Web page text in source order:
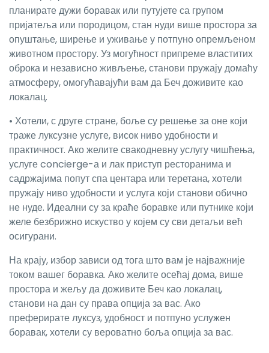
планирате дужи боравак или путујете са групом
пријатеља или породицом, стан нуди више простора за
опуштање, ширење и уживање у потпуно опремљеном
животном простору. Уз могућност припреме властитих
оброка и независно живљење, станови пружају домаћу
атмосферу, омогућавајући вам да Беч доживите као
локалац.
• Хотели, с друге стране, боље су решење за оне који
траже луксузне услуге, висок ниво удобности и
практичност. Ако желите свакодневну услугу чишћења,
услуге concierge-а и лак приступ ресторанима и
садржајима попут спа центара или теретана, хотели
пружају ниво удобности и услуга који станови обично
не нуде. Идеални су за краће боравке или путнике који
желе безбрижно искуство у којем су сви детаљи већ
осигурани.
На крају, избор зависи од тога што вам је најважније
током вашег боравка. Ако желите осећај дома, више
простора и жељу да доживите Беч као локалац,
станови на дан су права опција за вас. Ако
преферирате луксуз, удобност и потпуно услужен
боравак, хотели су вероватно боља опција за вас.